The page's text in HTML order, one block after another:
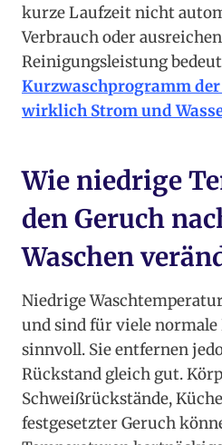
kurze Laufzeit nicht
Verbrauch oder
Reinigungsleistung
Kurzwaschprogramm
wirklich Strom und
Wie niedrige
den Geruch
Waschen
Niedrige
und sind für viele
sinnvoll. Sie entfernen
Rückstand gleich gut.
Schweißrückstände,
festgesetzter Geruch